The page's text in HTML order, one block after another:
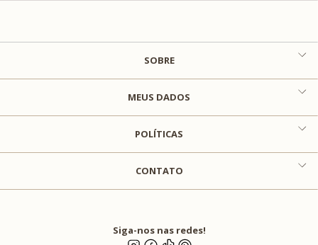
SOBRE
MEUS DADOS
POLÍTICAS
CONTATO
Siga-nos nas redes!